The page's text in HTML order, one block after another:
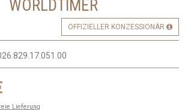
WORLDTIMER
OFFIZIELLER KONZESSIONÄR
Lieferung